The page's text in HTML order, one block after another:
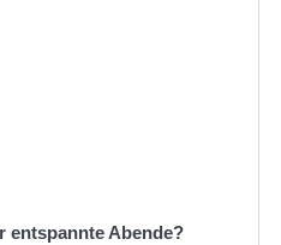
entspannte Abende?